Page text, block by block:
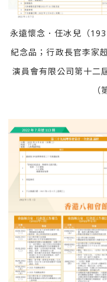
永遠懷念．任冰兒（
紀念品；行政長官李家
演員會有限公司第十二